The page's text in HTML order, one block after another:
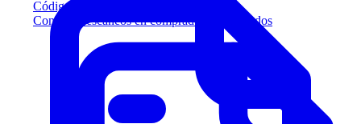
Códigos QR
Convierta escaneos en compradores calificados